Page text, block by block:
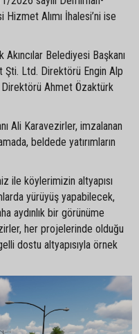
Alımı İhalesi’ni ise
Belediyesi Başkanı
Ltd. Direktörü Engin Alp
Ahmet Özaktürk
Ali Karavezirler, imzalanan
beldede yatırımların
ile köylerimizin altyapısı
yürüyüş yapabilecek,
aydınlık bir görünüme
her projelerinde olduğu
dostu altyapısıyla örnek